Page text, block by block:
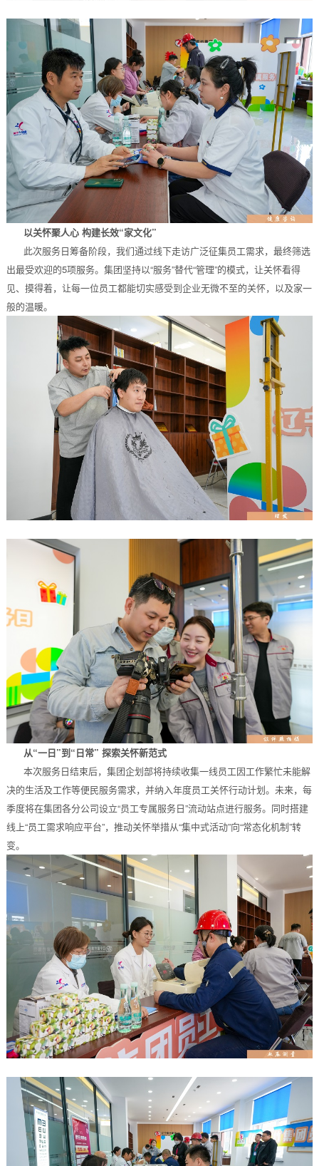
以关怀聚人心 构建长效“家文化”
此次服务日筹备阶段，我们通过线下走访广泛征集员工需求，最终筛选
出最受欢迎的5项服务。集团坚持以“服务”替代“管理”的模式，让关怀看得
见、摸得着，让每一位员工都能切实感受到企业无微不至的关怀，以及家一
般的温暖。
从“一日”到“日常” 探索关怀新范式
本次服务日结束后，集团企划部将持续收集一线员工因工作繁忙未能解
决的生活及工作等便民服务需求，并纳入年度员工关怀行动计划。未来，每
季度将在集团各分公司设立“员工专属服务日”流动站点进行服务。同时搭建
线上“员工需求响应平台”，推动关怀举措从“集中式活动”向“常态化机制”转
变。